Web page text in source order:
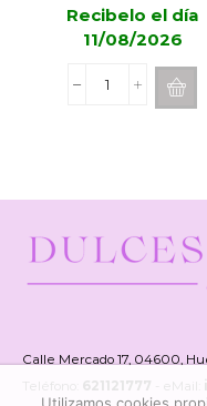
Recibelo el día
11/08/2026
Spray
Difusor
de
75ml
cantidad
Calle Mercado 17, 04600,
Teléfono: 621121777